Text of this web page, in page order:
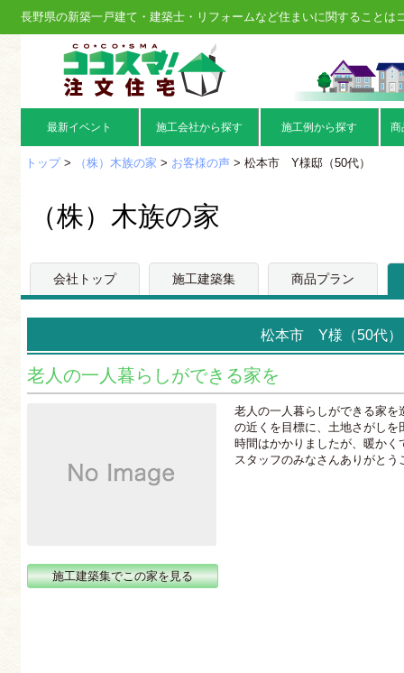
長野県の新築一戸建て・建築士・リフォームなど住まいに関することは
最新イベント 施工会社から探す 施工例から探す 商
トップ> （株）木族の家 > お客様の声> 松本市 Y様邸（50代）
（株）木族の家
会社トップ 施工建築集 商品プラン
松本市 Y様（50代）
老人の一人暮らしができる家を
老人の一人暮らしができる家
の近くを目標に、土地さがし
時間はかかりましたが、暖か
スタッフのみなさんありがとう
施工建築集でこの家を見る